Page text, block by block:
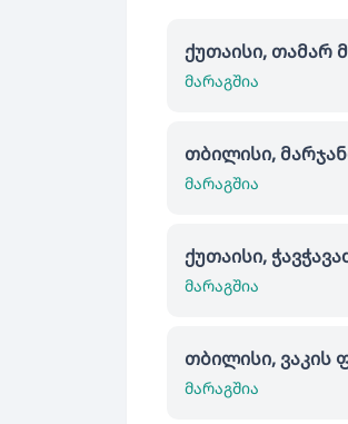
ქუთაისი, თამარ
მარაგშია
თბილისი,
მარაგშია
ქუთაისი,
მარაგშია
თბილისი, ვაკის
მარაგშია